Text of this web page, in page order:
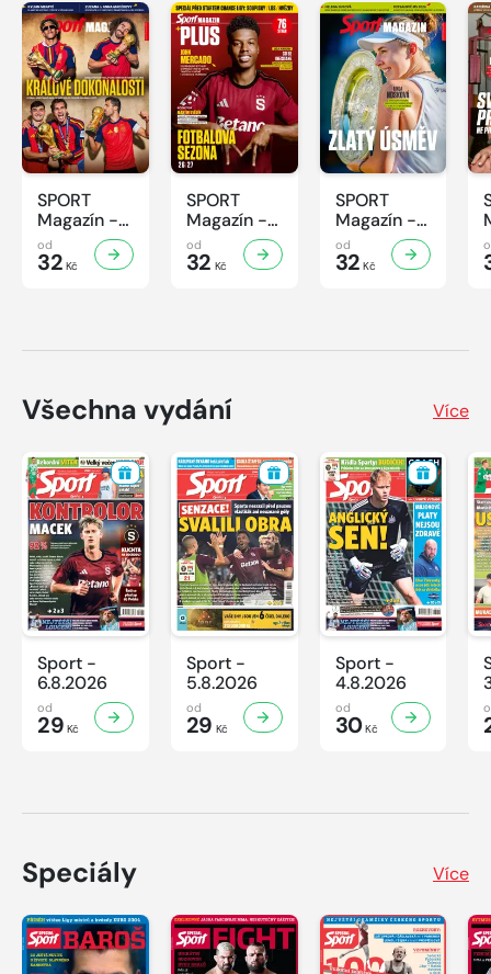
SPORT
Magazín -
31/2026
od
32 Kč
SPORT
Magazín -
30/2026
od
32 Kč
SPORT
Magazín -
29/2026
od
32 Kč
Všechna vydání Více
Sport -
6.8.2026
od
29 Kč
Sport -
5.8.2026
od
29 Kč
Sport -
4.8.2026
od
30Kč
Speciály Více